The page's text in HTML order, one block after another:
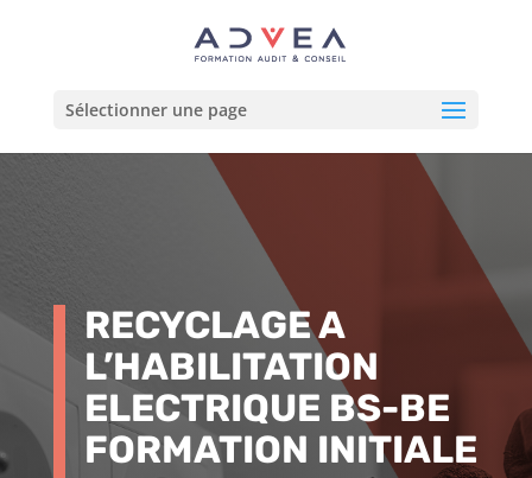
Sélectionner une page
RECYCLAGE A
L’HABILITATION
ELECTRIQUE BS-BE
FORMATION INITIALE